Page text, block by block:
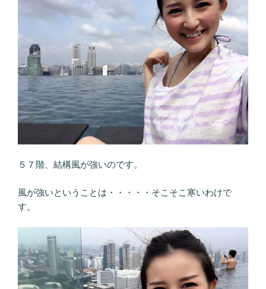
５７階、結構風が強いのです。
風が強いということは・・・・・そこそこ寒いわけで
す。